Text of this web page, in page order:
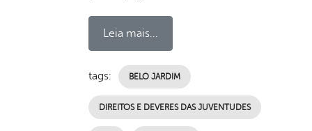
Leia mais...
tags: BELO JARDIM
DIREITOS E DEVERES DAS JUVENTUDES